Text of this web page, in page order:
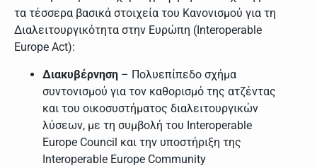
τα τέσσερα βασικά στοιχεία του Κανονισμού για τη
Διαλειτουργικότητα στην Ευρώπη (Interoperable
Europe Act):
Διακυβέρνηση – Πολυεπίπεδο σχήμα
συντονισμού για τον καθορισμό της ατζέντας
και του οικοσυστήματος διαλειτουργικών
λύσεων, με τη συμβολή του Interoperable
Europe Council και την υποστήριξη της
Interoperable Europe Community